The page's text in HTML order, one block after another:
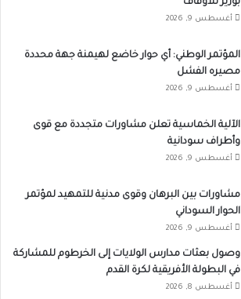
بوزير للاوقاف
أغسطس 9, 2026
المؤتمر الوطني: أي حوار خاضع لهيمنة جهة محددة
مصيره الفشل
أغسطس 9, 2026
الآلية الخماسية تعلن مشاورات متجددة مع قوى
وأطراف سودانية
أغسطس 9, 2026
مشاورات بين البرهان وقوى مدنية للتمهيد لمؤتمر
الحوار السوداني
أغسطس 9, 2026
وصول بعثات مدارس الولايات إلى الخرطوم للمشاركة
في البطولة الأفريقية لكرة القدم
أغسطس 8, 2026